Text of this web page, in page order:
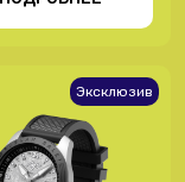
Эксклюзив